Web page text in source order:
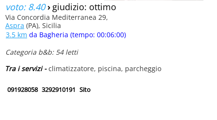
voto: 8.40› giudizio: ottimo
Via Concordia Mediterranea 29,
Aspra (PA), Sicilia
3.5 km da Bagheria (tempo: 00:06:00)
Categoria b&b: 54 letti
Tra i servizi -climatizzatore, piscina, parcheggio
091928058 3292910191 Sito